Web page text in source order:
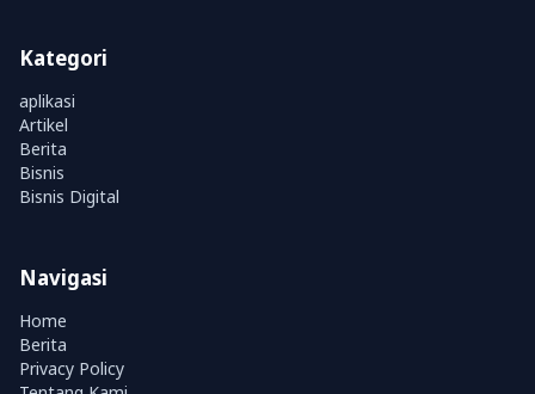
Kategori
aplikasi
Artikel
Berita
Bisnis
Bisnis Digital
Navigasi
Home
Berita
Privacy Policy